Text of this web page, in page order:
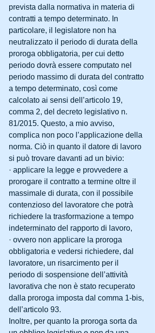
prevista dalla normativa in materia di
contratti a tempo determinato. In
particolare, il legislatore non ha
neutralizzato il periodo di durata della
proroga obbligatoria, per cui detto
periodo dovrà essere computato nel
periodo massimo di durata del contratto
a tempo determinato, così come
calcolato ai sensi dell’articolo 19,
comma 2, del decreto legislativo n.
81/2015. Questo, a mio avviso,
complica non poco l’applicazione della
norma. Ciò in quanto il datore di lavoro
si può trovare davanti ad un bivio:
· applicare la legge e provvedere a
prorogare il contratto a termine oltre il
massimale di durata, con il possibile
contenzioso del lavoratore che potrà
richiedere la trasformazione a tempo
indeterminato del rapporto di lavoro,
· ovvero non applicare la proroga
obbligatoria e vedersi richiedere, dal
lavoratore, un risarcimento per il
periodo di sospensione dell’attività
lavorativa che non è stato recuperato
dalla proroga imposta dal comma 1-bis,
dell’articolo 93.
Inoltre, per quanto la proroga sorta da